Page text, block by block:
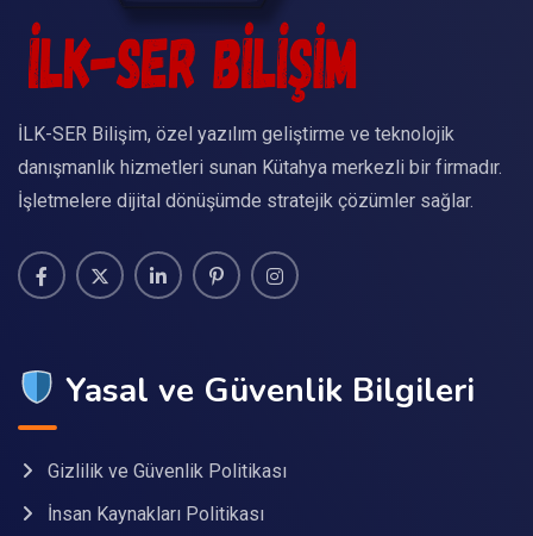
İLK-SER Bilişim, özel yazılım geliştirme ve teknolojik
danışmanlık hizmetleri sunan Kütahya merkezli bir firmadır.
İşletmelere dijital dönüşümde stratejik çözümler sağlar.
Yasal ve Güvenlik Bilgileri
Gizlilik ve Güvenlik Politikası
İnsan Kaynakları Politikası